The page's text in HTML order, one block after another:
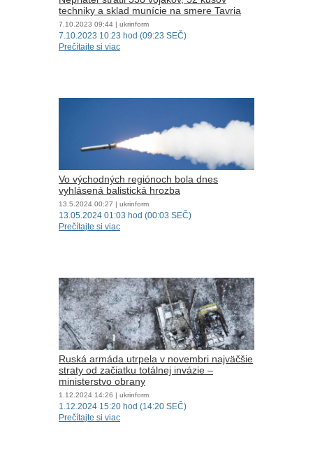
techniky a sklad munície na smere Tavria
7.10.2023 09:44 | ukrinform
7.10.2023 10:23 hod (09:23 SEČ)
Prečítajte si viac
Vo východných regiónoch bola dnes
vyhlásená balistická hrozba
13.5.2024 00:27 | ukrinform
13.05.2024 01:03 hod (00:03 SEČ)
Prečítajte si viac
Ruská armáda utrpela v novembri najväčšie
straty od začiatku totálnej invázie –
ministerstvo obrany
1.12.2024 14:26 | ukrinform
1.12.2024 15:20 hod (14:20 SEČ)
Prečítajte si viac